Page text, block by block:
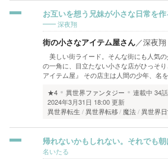
お互いを想う兄妹が小さな日常を
深夜翔
街の小さなアイテム屋さん／深夜翔
美しい街ライード。そんな街にも人気
の一角に、目立たない小さな店がひっそ
アイテム屋』 その店主は人間の少年、名
★4
異世界ファンタジー 連載中 34話
2024年3月31日 18:00 更新
異世界転生
異世界転移 魔法 異世界
帰れないかもしれない。それでも朝
名いたる